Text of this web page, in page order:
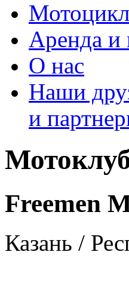
Аренда и
О нас
Наши
и
Freemen
Казань /